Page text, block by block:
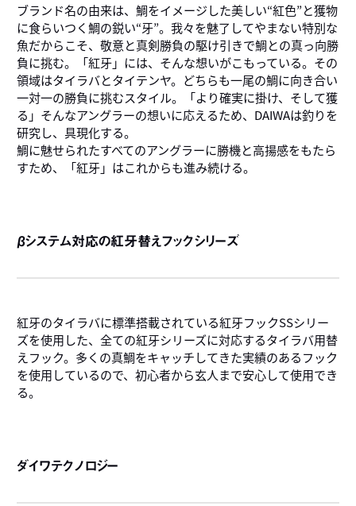
ブランド名の由来は、鯛をイメージした美しい“紅色”と獲物
に食らいつく鯛の鋭い“牙”。我々を魅了してやまない特別な
魚だからこそ、敬意と真剣勝負の駆け引きで鯛との真っ向勝
負に挑む。「紅牙」には、そんな想いがこもっている。その
領域はタイラバとタイテンヤ。どちらも一尾の鯛に向き合い
一対一の勝負に挑むスタイル。「より確実に掛け、そして獲
る」そんなアングラーの想いに応えるため、DAIWAは釣りを
研究し、具現化する。
鯛に魅せられたすべてのアングラーに勝機と高揚感をもたら
すため、「紅牙」はこれからも進み続ける。
βシステム対応の紅牙替えフックシリーズ
紅牙のタイラバに標準搭載されている紅牙フックSSシリー
ズを使用した、全ての紅牙シリーズに対応するタイラバ用替
えフック。多くの真鯛をキャッチしてきた実績のあるフック
を使用しているので、初心者から玄人まで安心して使用でき
る。
ダイワテクノロジー